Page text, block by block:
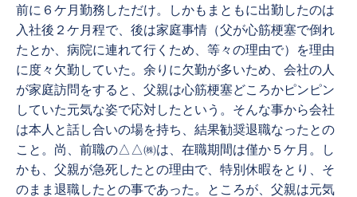
前に６ケ月勤務しただけ。しかもまともに出勤したのは
入社後２ケ月程で、後は家庭事情（父が心筋梗塞で倒れ
たとか、病院に連れて行くため、等々の理由で）を理由
に度々欠勤していた。余りに欠勤が多いため、会社の人
が家庭訪問をすると、父親は心筋梗塞どころかピンピン
していた元気な姿で応対したという。そんな事から会社
は本人と話し合いの場を持ち、結果勧奨退職なったとの
こと。尚、前職の△△㈱は、在職期間は僅か５ケ月。し
かも、父親が急死したとの理由で、特別休暇をとり、そ
のまま退職したとの事であった。ところが、父親は元気